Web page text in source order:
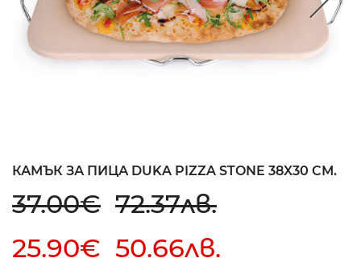
КАМЪК ЗА ПИЦА DUKA PIZZA STONE 38X30 СМ.
37.00€ 72.37лв.
25.90€ 50.66лв.